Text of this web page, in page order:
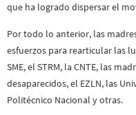
que ha logrado dispersar el
Por todo lo anterior, las
esfuerzos para rearticular las
SME, el STRM, la CNTE, las
desaparecidos, el EZLN, las
Politécnico Nacional y otras.